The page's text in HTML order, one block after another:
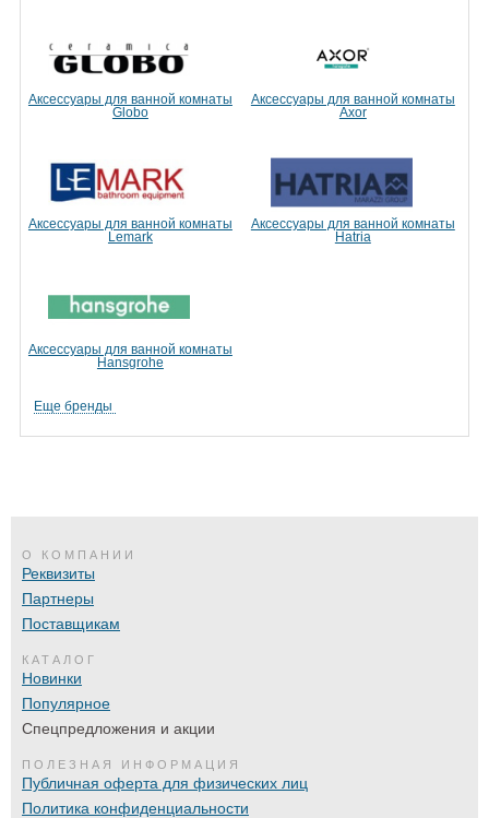
Аксессуары для ванной комнаты
Globo
Аксессуары для ванной комнаты
Axor
Аксессуары для ванной комнаты
Lemark
Аксессуары для ванной комнаты
Hatria
Аксессуары для ванной комнаты
Hansgrohe
Еще бренды
О КОМПАНИИ
Реквизиты
Партнеры
Поставщикам
КАТАЛОГ
Новинки
Популярное
Спецпредложения и акции
ПОЛЕЗНАЯ ИНФОРМАЦИЯ
Публичная оферта для физических лиц
Политика конфиденциальности